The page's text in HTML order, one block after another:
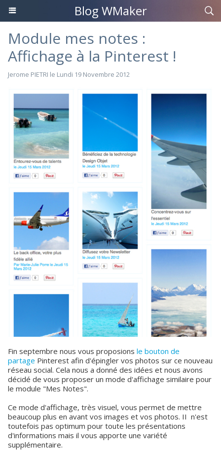
Blog WMaker
Module mes notes :
Affichage à la Pinterest !
Jerome PIETRI le Lundi 19 Novembre 2012
Fin septembre nous vous proposions le bouton de
partage Pinterest afin d'épingler vos photos sur ce nouveau
réseau social. Cela nous a donné des idées et nous avons
décidé de vous proposer un mode d'affichage similaire pour
le module "Mes Notes".
Ce mode d'affichage, très visuel, vous permet de mettre
beaucoup plus en avant vos images et vos photos. II n'est
toutefois pas optimum pour toute les présentations
d'informations mais il vous apporte une variété
supplémentaire.